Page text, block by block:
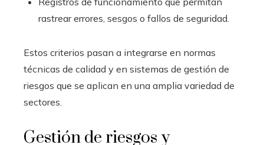
rastrear errores, sesgos o fallos de seguridad.
Estos criterios pasan a integrarse en normas
técnicas de calidad y en sistemas de gestión de
riesgos que se aplican en una amplia variedad de
sectores.
Gestión de riesgos y